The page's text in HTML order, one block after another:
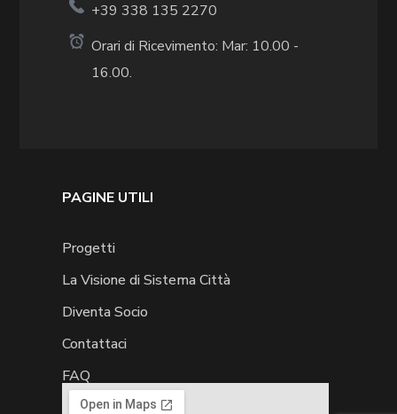
+39 338 135 2270
Orari di Ricevimento: Mar: 10.00 -
16.00.
PAGINE UTILI
Progetti
La Visione di Sistema Città
Diventa Socio
Contattaci
FAQ